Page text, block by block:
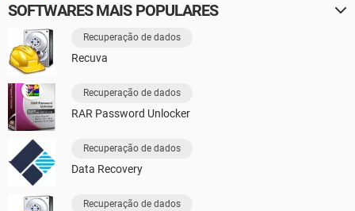
SOFTWARES MAIS POPULARES
Recuperação de dados
Recuva
Recuperação de dados
RAR Password Unlocker
Recuperação de dados
Data Recovery
Recuperação de dados